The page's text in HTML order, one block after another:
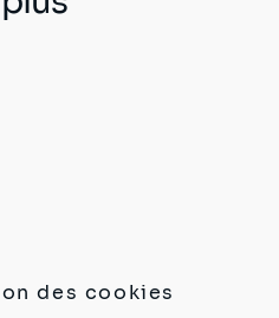
des cookies